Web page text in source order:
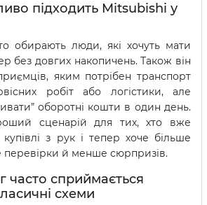
підходить Mitsubishi у
обирають люди, які хочуть мати
без довгих накопичень. Також він
яким потрібен транспорт
робіт або логістики, але
оборотні кошти в один день.
сценарій для тих, хто вже
з рук і тепер хоче більше
перевірки й менше сюрпризів.
часто сприймається
схеми